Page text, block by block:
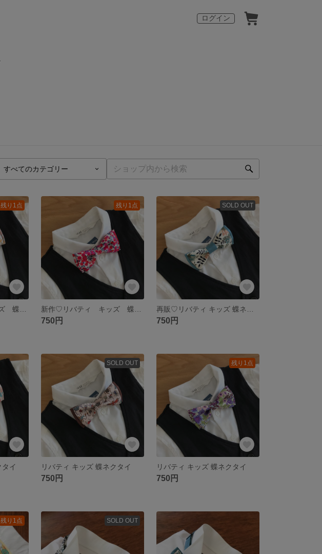
ログイン
残り1点 残り1点
750円
SOLD OUT
750円
イ
SOLD OUT
リバティ キッズ 蝶ネクタイ
750円
残り1点
リバティ キッズ 蝶ネクタイ
750円
残り1点 SOLD OUT